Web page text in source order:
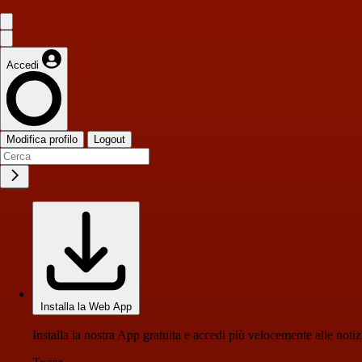
Accedi
Modifica profilo Logout
Installa la Web App
Installa la nostra App gratuita e accedi più velocemente alle